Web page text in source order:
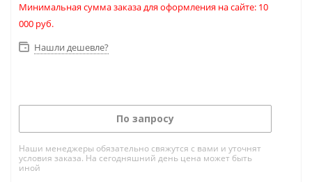
Минимальная сумма заказа для оформления на сайте: 10
000 руб.
Нашли дешевле?
По запросу
Наши менеджеры обязательно свяжутся с вами и уточнят
условия заказа. На сегодняшний день цена может быть
иной